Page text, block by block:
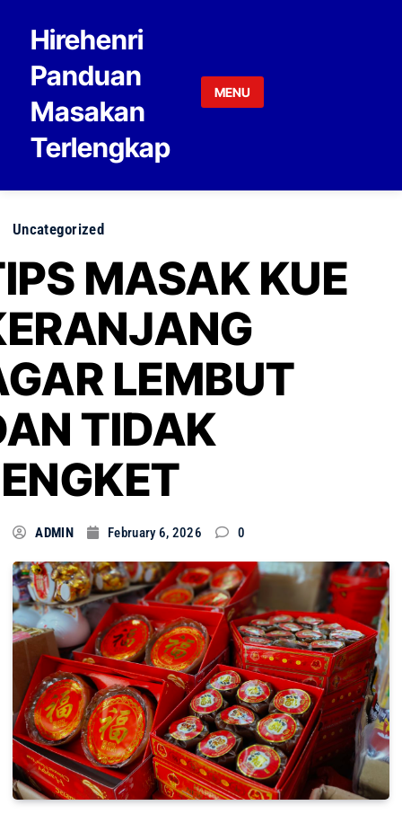
Hirehenri
Panduan
Masakan
Terlengkap
MENU
Uncategorized
MASAK KUE
LEMBUT
TIDAK
ADMIN February 6, 2026 0